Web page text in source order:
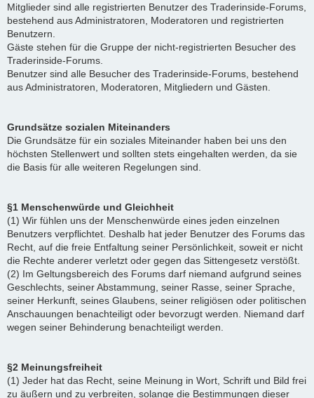
Mitglieder sind alle registrierten Benutzer des Traderinside-Forums,
bestehend aus Administratoren, Moderatoren und registrierten
Benutzern.
Gäste stehen für die Gruppe der nicht-registrierten Besucher des
Traderinside-Forums.
Benutzer sind alle Besucher des Traderinside-Forums, bestehend
aus Administratoren, Moderatoren, Mitgliedern und Gästen.
Grundsätze sozialen Miteinanders
Die Grundsätze für ein soziales Miteinander haben bei uns den
höchsten Stellenwert und sollten stets eingehalten werden, da sie
die Basis für alle weiteren Regelungen sind.
§1 Menschenwürde und Gleichheit
(1) Wir fühlen uns der Menschenwürde eines jeden einzelnen
Benutzers verpflichtet. Deshalb hat jeder Benutzer des Forums das
Recht, auf die freie Entfaltung seiner Persönlichkeit, soweit er nicht
die Rechte anderer verletzt oder gegen das Sittengesetz verstößt.
(2) Im Geltungsbereich des Forums darf niemand aufgrund seines
Geschlechts, seiner Abstammung, seiner Rasse, seiner Sprache,
seiner Herkunft, seines Glaubens, seiner religiösen oder politischen
Anschauungen benachteiligt oder bevorzugt werden. Niemand darf
wegen seiner Behinderung benachteiligt werden.
§2 Meinungsfreiheit
(1) Jeder hat das Recht, seine Meinung in Wort, Schrift und Bild frei
zu äußern und zu verbreiten, solange die Bestimmungen dieser